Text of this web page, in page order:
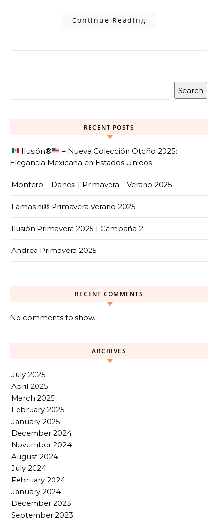
Continue Reading
Search
RECENT POSTS
Ilusión®️
– Nueva Colección Otoño 2025:
Elegancia Mexicana en Estados Unidos
Montero – Danesi | Primavera – Verano 2025
Lamasini® Primavera Verano 2025
Ilusión Primavera 2025 | Campaña 2
Andrea Primavera 2025
RECENT COMMENTS
No comments to show.
ARCHIVES
July 2025
April 2025
March 2025
February 2025
January 2025
December 2024
November 2024
August 2024
July 2024
February 2024
January 2024
December 2023
September 2023